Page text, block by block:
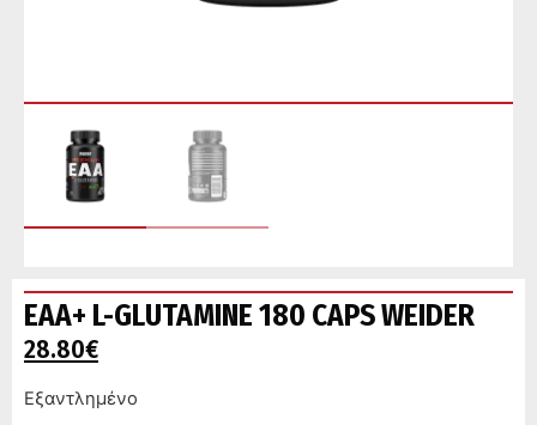
EAA+ L-GLUTAMINE 180 CAPS WEIDER
28.80€
Εξαντλημένο